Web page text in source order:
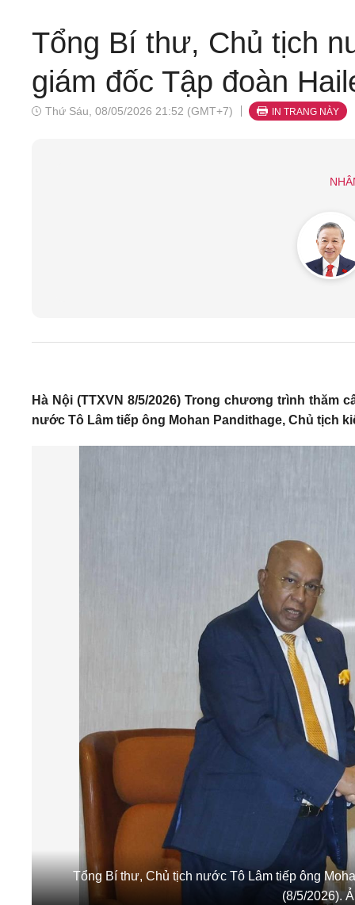
Tổng Bí thư, Chủ tịch
giám đốc Tập đoàn
Thứ Sáu, 08/05/2026 21:52 (GMT+7) IN TRANG NÀY
Hà Nội (TTXVN 8/5/2026) Trong chương trình thăm
nước Tô Lâm tiếp ông Mohan Pandithage, Chủ tịch
Tổng Bí thư, Chủ tịch nước Tô Lâm tiếp ông
(8/5/2026).